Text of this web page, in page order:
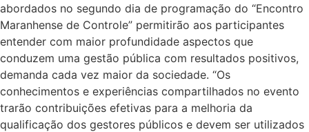
abordados no segundo dia de programação do “Encontro
Maranhense de Controle” permitirão aos participantes
entender com maior profundidade aspectos que
conduzem uma gestão pública com resultados positivos,
demanda cada vez maior da sociedade. “Os
conhecimentos e experiências compartilhados no evento
trarão contribuições efetivas para a melhoria da
qualificação dos gestores públicos e devem ser utilizados